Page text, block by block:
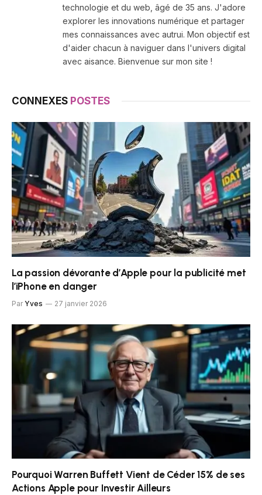
technologie et du web, âgé de 35 ans. J'adore
explorer les innovations numérique et partager
mes connaissances avec autrui. Mon objectif est
d'aider chacun à naviguer dans l'univers digital
avec aisance. Bienvenue sur mon site !
CONNEXES POSTES
La passion dévorante d’Apple pour la publicité met
l’iPhone en danger
Par Yves 27 janvier 2026
Pourquoi Warren Buffett Vient de Céder 15% de ses
Actions Apple pour Investir Ailleurs